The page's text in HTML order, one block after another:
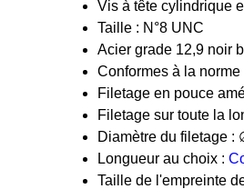
Vis à tête cylindrique
Taille : N°8 UNC
Acier grade 12,9 noir
Conformes à la
Filetage en pouce
Filetage sur toute la
Diamètre du filetage :
Longueur au choix :
Taille de l'empreinte